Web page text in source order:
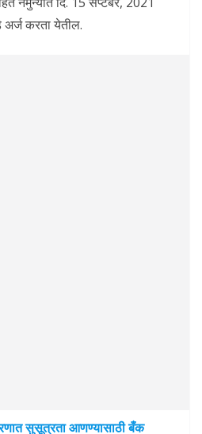
अर्ज करता येतील.
सुसूत्रता आणण्यासाठी बँक